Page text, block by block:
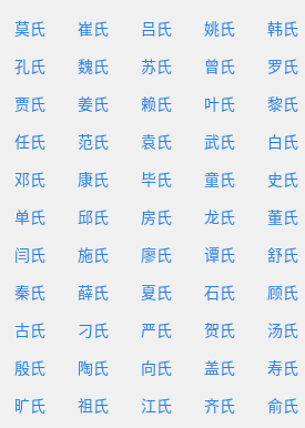
莫氏 崔氏 吕氏 姚氏 韩氏
孔氏 魏氏 苏氏 曾氏 罗氏
贾氏 姜氏 赖氏 叶氏 黎氏
任氏 范氏 袁氏 武氏 白氏
邓氏 康氏 毕氏 童氏 史氏
单氏 邱氏 房氏 龙氏 董氏
闫氏 施氏 廖氏 谭氏 舒氏
秦氏 薛氏 夏氏 石氏 顾氏
古氏 刁氏 严氏 贺氏 汤氏
殷氏 陶氏 向氏 盖氏 寿氏
旷氏 祖氏 江氏 齐氏 俞氏